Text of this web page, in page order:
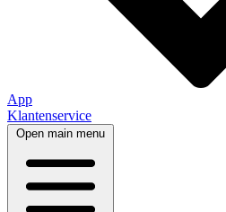
App
Klantenservice
Open main menu